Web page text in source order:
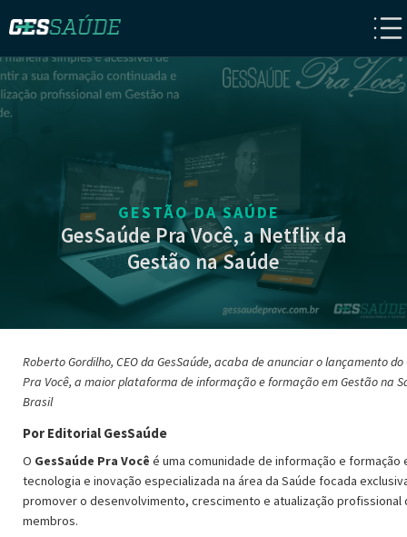
GESTÃO DA SAÚDE
GesSaúde Pra Você, a Netflix da
Gestão na Saúde
Roberto Gordilho, CEO da GesSaúde, acaba de anunciar o lançamento do
Pra Você, a maior plataforma de informação e formação em Gestão na
Brasil
Por Editorial GesSaúde
O GesSaúde Pra Você é uma comunidade de informação e formação
tecnologia e inovação especializada na área da Saúde focada
promover o desenvolvimento, crescimento e atualização profissional
membros.